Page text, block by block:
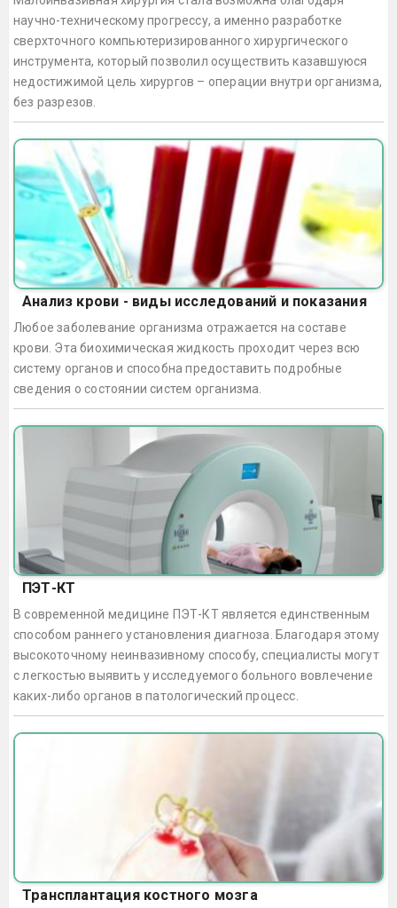
научно-техническому прогрессу, а именно разработке
сверхточного компьютеризированного хирургического
инструмента, который позволил осуществить казавшуюся
недостижимой цель хирургов – операции внутри организма,
без разрезов.
Анализ крови - виды исследований и показания
Любое заболевание организма отражается на составе
крови. Эта биохимическая жидкость проходит через всю
систему органов и способна предоставить подробные
сведения о состоянии систем организма.
ПЭТ-КТ
В современной медицине ПЭТ-КТ является единственным
способом раннего установления диагноза. Благодаря этому
высокоточному неинвазивному способу, специалисты могут
с легкостью выявить у исследуемого больного вовлечение
каких-либо органов в патологический процесс.
Трансплантация костного мозга